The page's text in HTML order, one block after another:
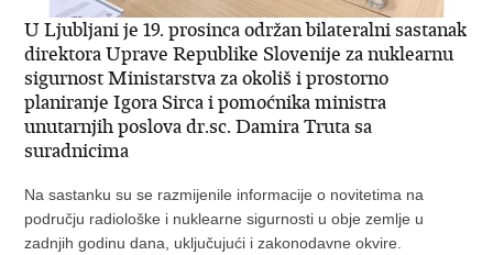
U Ljubljani je 19. prosinca održan bilateralni sastanak
direktora Uprave Republike Slovenije za nuklearnu
sigurnost Ministarstva za okoliš i prostorno
planiranje Igora Sirca i pomoćnika ministra
unutarnjih poslova dr.sc. Damira Truta sa
suradnicima
Na sastanku su se razmijenile informacije o novitetima na
području radiološke i nuklearne sigurnosti u obje zemlje u
zadnjih godinu dana, uključujući i zakonodavne okvire.